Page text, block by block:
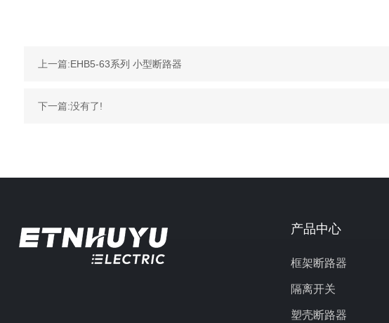
上一篇:EHB5-63系列 小型断路器
下一篇:没有了!
产品中心
框架断路器
隔离开关
塑壳断路器